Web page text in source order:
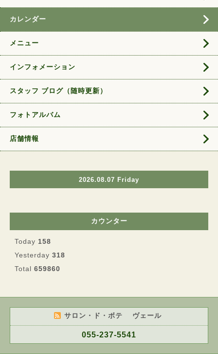
カレンダー
メニュー
インフォメーション
スタッフ ブログ（随時更新）
フォトアルバム
店舗情報
2026.08.07 Friday
カウンター
Today 158
Yesterday 318
Total 659860
サロン・ド・ボテ ヴェール
055-237-5541